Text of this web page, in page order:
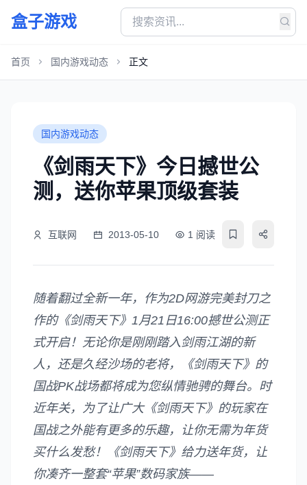
盒子游戏
首页 国内游戏动态 正文
国内游戏动态
《剑雨天下》今日撼世公
测，送你苹果顶级套装
互联网 2013-05-10 1 阅读
随着翻过全新一年，作为2D网游完美封刀之
作的《剑雨天下》1月21日16:00撼世公测正
式开启！无论你是刚刚踏入剑雨江湖的新
人，还是久经沙场的老将，《剑雨天下》的
国战PK战场都将成为您纵情驰骋的舞台。时
近年关，为了让广大《剑雨天下》的玩家在
国战之外能有更多的乐趣，让你无需为年货
买什么发愁！《剑雨天下》给力送年货，让
你凑齐一整套“苹果”数码家族——